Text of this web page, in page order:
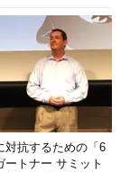
対抗するための「6
トナー サミット